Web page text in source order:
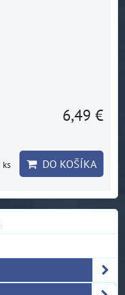
6,49 €
ks DO KOŠÍKA